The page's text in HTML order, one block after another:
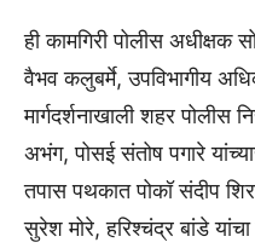
ही कामगिरी पोलीस अधीक्षक
वैभव कलुबर्मे, उपविभागीय
मार्गदर्शनाखाली शहर पोलीस
अभंग, पोसई संतोष पगारे
तपास पथकात पोकॉ संदीप
सुरेश मोरे, हरिश्‍चंद्र बांडे